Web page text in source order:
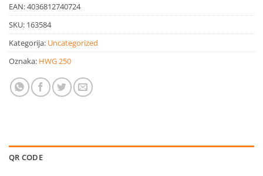
EAN:4036812740724
SKU: 163584
Kategorija: Uncategorized
Oznaka: HWG 250
QR CODE